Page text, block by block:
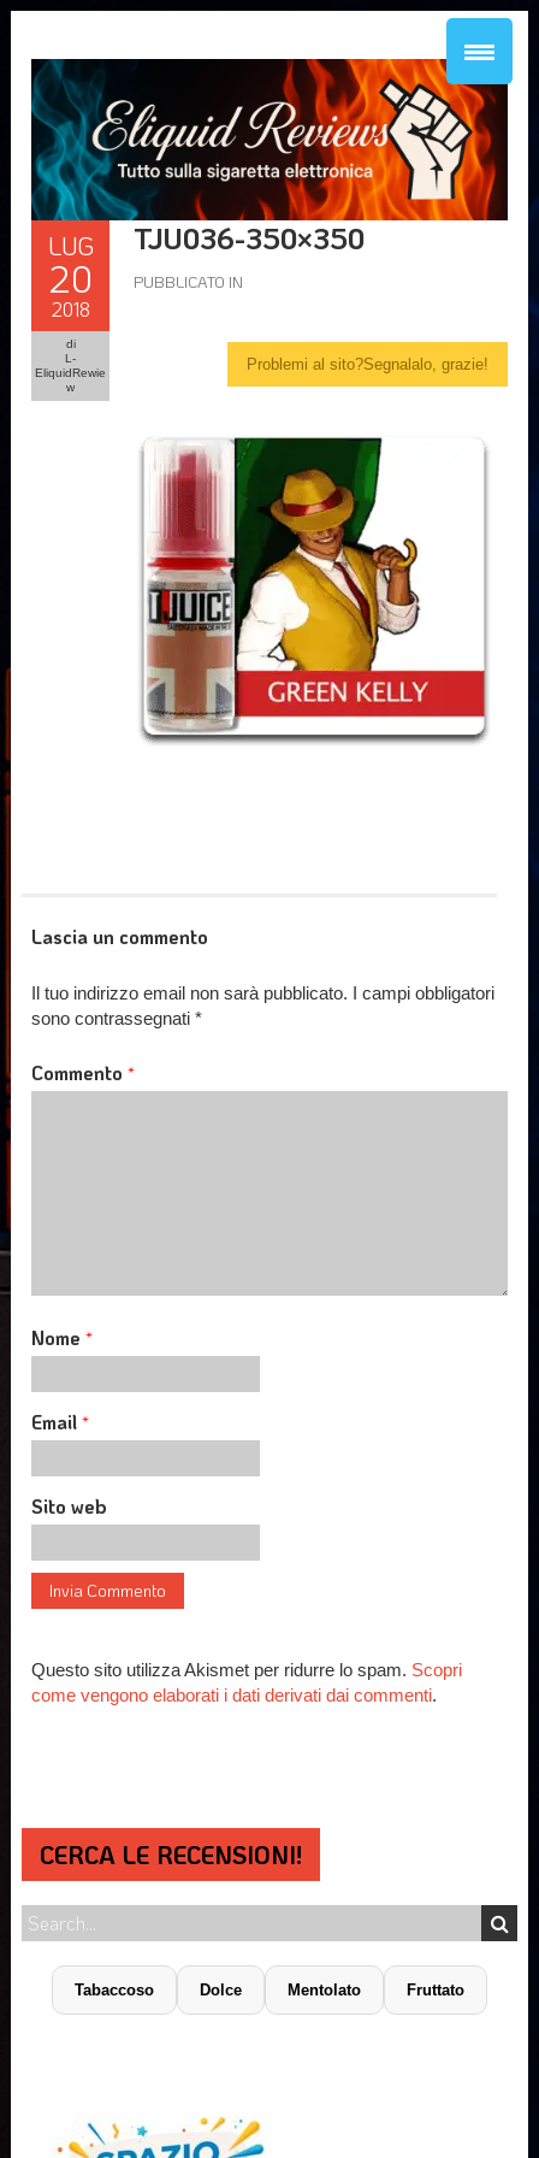
LUG
20
2018
di
L-
EliquidRewie
w
TJU036-350×350
PUBBLICATO IN
Problemi al sito?Segnalalo, grazie!
Lascia un commento
Il tuo indirizzo email non sarà pubblicato. I campi obbligatori
sono contrassegnati*
Commento*
Nome*
Email*
Sito web
Questo sito utilizza Akismet per ridurre lo spam. Scopri
come vengono elaborati i dati derivati dai commenti.
CERCA LE RECENSIONI!
Tabaccoso Dolce Mentolato Fruttato